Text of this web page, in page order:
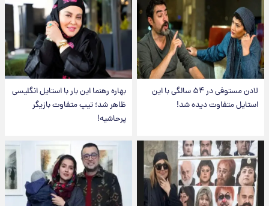
لادن مستوفی در ۵۴ سالگی با این
استایل متفاوت دیده شد!
بهاره رهنما این بار با استایل انگلیسی
ظاهر شد؛ تیپ متفاوت بازیگر
پرحاشیه!